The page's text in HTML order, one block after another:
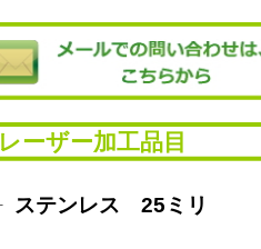
レーザー加工品目
ステンレス 25ミリ